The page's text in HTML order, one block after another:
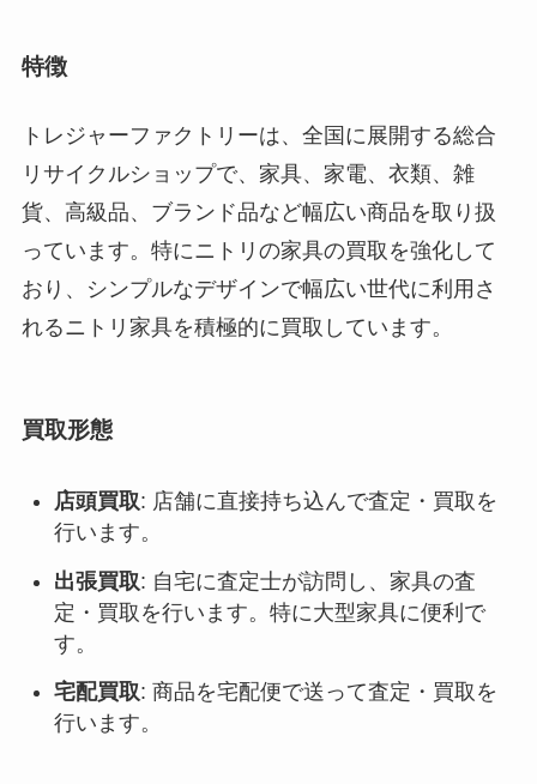
特徴
トレジャーファクトリーは、全国に展開する総合
リサイクルショップで、家具、家電、衣類、雑
貨、高級品、ブランド品など幅広い商品を取り扱
っています。特にニトリの家具の買取を強化して
おり、シンプルなデザインで幅広い世代に利用さ
れるニトリ家具を積極的に買取しています。
買取形態
店頭買取: 店舗に直接持ち込んで査定・買取を
行います。
出張買取: 自宅に査定士が訪問し、家具の査
定・買取を行います。特に大型家具に便利で
す。
宅配買取: 商品を宅配便で送って査定・買取を
行います。